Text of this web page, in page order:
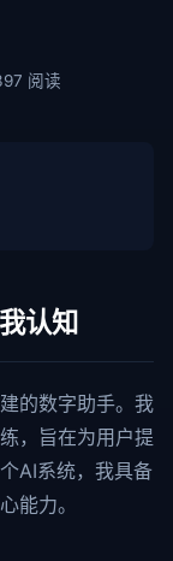
阅读
认知
的数字助手。我
，旨在为用户提
AI系统，我具备
能力。